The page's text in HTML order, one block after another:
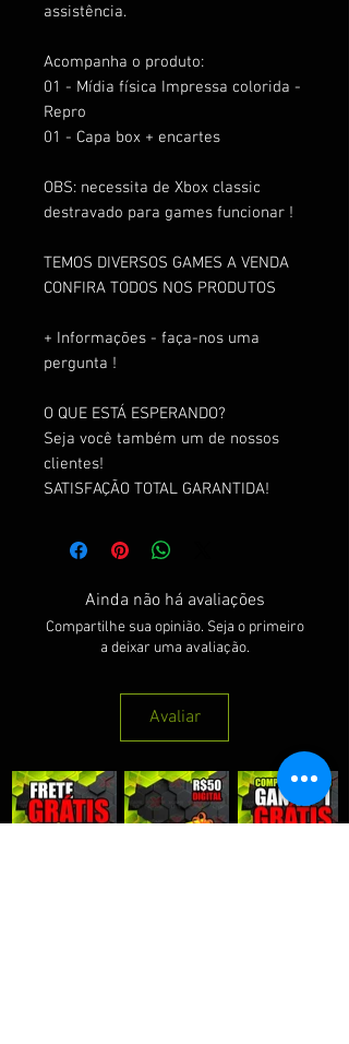
assistência.
Acompanha o produto:
01 - Mídia física Impressa colorida -
Repro
01 - Capa box + encartes
OBS: necessita de Xbox classic
destravado para games funcionar !
TEMOS DIVERSOS GAMES A VENDA
CONFIRA TODOS NOS PRODUTOS
+ Informações - faça-nos uma
pergunta !
O QUE ESTÁ ESPERANDO?
Seja você também um de nossos
clientes!
SATISFAÇÃO TOTAL GARANTIDA!
Ainda não há avaliações
Compartilhe sua opinião. Seja o primeiro
a deixar uma avaliação.
Avaliar